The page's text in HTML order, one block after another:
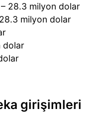
– 28.3 milyon dolar
milyon dolar
dolar
girişimleri